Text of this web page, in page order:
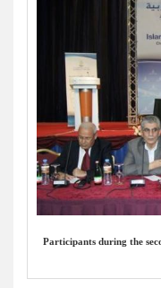
Participants during the